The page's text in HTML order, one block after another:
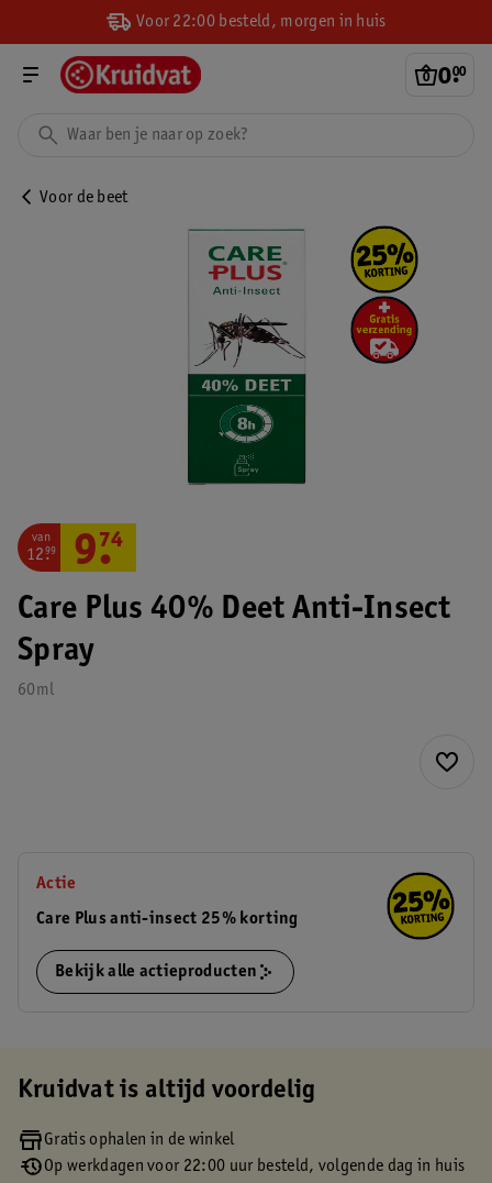
Voor 22:00 besteld, morgen in huis
0.
00
Voor de beet
Care Plus 40% Deet Anti-Insect
Spray
60ml
van
12.
99 9.
74
Actie
Care Plus anti-insect 25% korting
Bekijk alle actieproducten
Kruidvat is altijd voordelig
Gratis ophalen in de winkel
Op werkdagen voor 22:00 uur besteld, volgende dag in huis